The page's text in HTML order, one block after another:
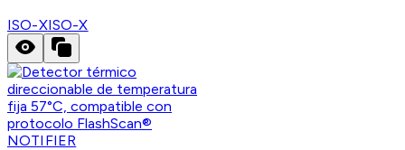
ISO-XISO-X
NOTIFIER